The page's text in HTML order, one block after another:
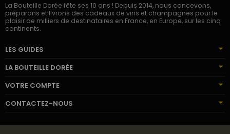
La Bouteille Dorée fête ses 10 ans ! Depuis 2014, nous concevons,
préparons et livrons des cadeaux de vins et champagnes pour le
plaisir de milliers de destinataires en France, en Europe, sur les cinq
continents.
LES GUIDES
LA BOUTEILLE DORÉE
VOTRE COMPTE
CONTACTEZ-NOUS